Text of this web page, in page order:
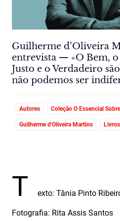
Guilherme d’Oliveira
entrevista — «O Bem,
Justo e o Verdadeiro
não podemos ser
Autores Coleção O Essencial Sobre
Guilherme d'Oliveira Martins Livros
T exto: Tânia Pinto
Fotografia: Rita Assis Santos